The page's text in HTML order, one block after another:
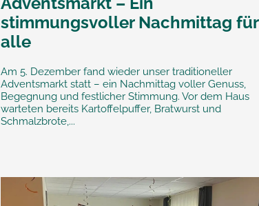
stimmungsvoller Nachmittag für
alle
Am 5. Dezember fand wieder unser traditioneller
Adventsmarkt statt – ein Nachmittag voller Genuss,
Begegnung und festlicher Stimmung. Vor dem Haus
warteten bereits Kartoffelpuffer, Bratwurst und
Schmalzbrote,...